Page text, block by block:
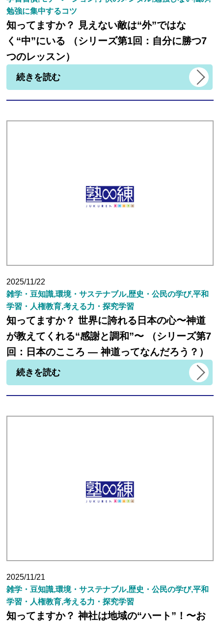
勉強に集中するコツ
知ってますか？ 見えない敵は“外”ではな
く“中”にいる （シリーズ第1回：自分に勝つ7
つのレッスン）
続きを読む
2025/11/22
雑学・豆知識,環境・サステナブル,歴史・公民の学び,平和
学習・人権教育,考える力・探究学習
知ってますか？ 世界に誇れる日本の心〜神道
が教えてくれる“感謝と調和”〜 （シリーズ第7
回：日本のこころ ― 神道ってなんだろう？）
続きを読む
2025/11/21
雑学・豆知識,環境・サステナブル,歴史・公民の学び,平和
学習・人権教育,考える力・探究学習
知ってますか？ 神社は地域の“ハート”！〜お